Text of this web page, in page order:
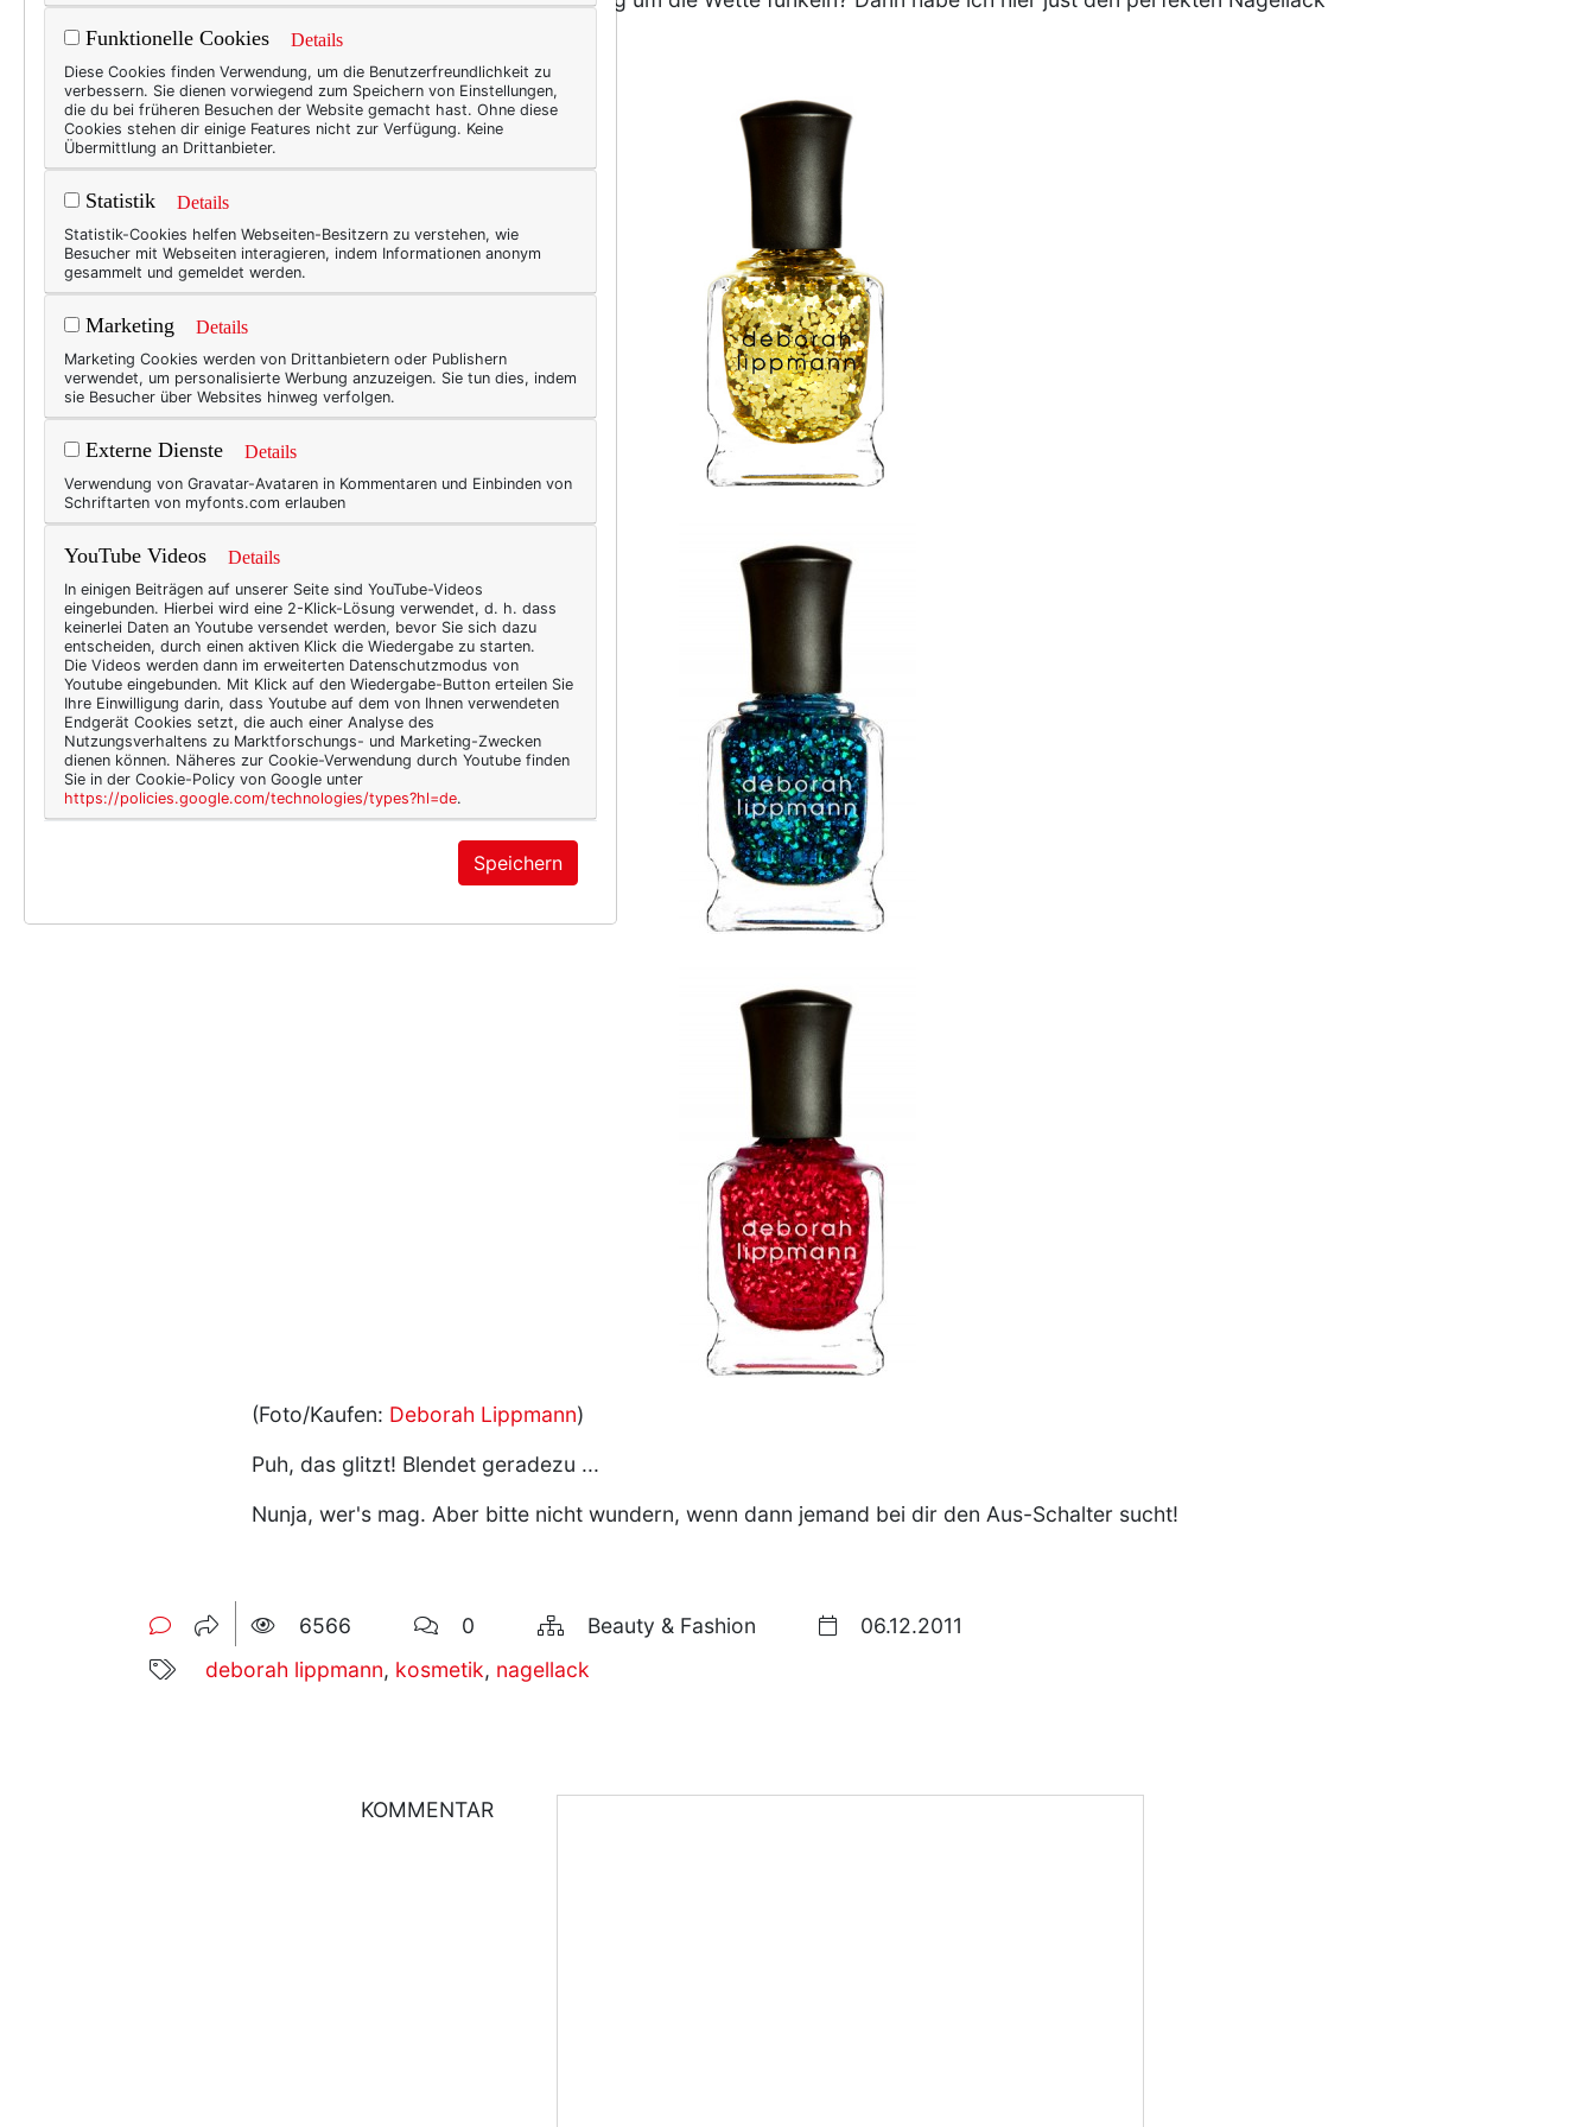
für dich:
(Foto/Kaufen: Deborah Lippmann)
Puh, das glitzt! Blendet geradezu ...
Nunja, wer's mag. Aber bitte nicht wundern, wenn dann jemand bei dir den Aus-Schalter sucht!
6566 0 Beauty & Fashion
06.12.2011
deborah lippmann, kosmetik, nagellack
KOMMENTAR
Funktionelle Cookies Details
Diese Cookies finden Verwendung, um die Benutzerfreundlichkeit zu
verbessern. Sie dienen vorwiegend zum Speichern von Einstellungen,
die du bei früheren Besuchen der Website gemacht hast. Ohne diese
Cookies stehen dir einige Features nicht zur Verfügung. Keine
Übermittlung an Drittanbieter.
Statistik Details
Statistik-Cookies helfen Webseiten-Besitzern zu verstehen, wie
Besucher mit Webseiten interagieren, indem Informationen anonym
gesammelt und gemeldet werden.
Marketing Details
Marketing Cookies werden von Drittanbietern oder Publishern
verwendet, um personalisierte Werbung anzuzeigen. Sie tun dies, indem
sie Besucher über Websites hinweg verfolgen.
Externe Dienste Details
Verwendung von Gravatar-Avataren in Kommentaren und Einbinden von
Schriftarten von myfonts.com erlauben
YouTube Videos Details
In einigen Beiträgen auf unserer Seite sind YouTube-Videos
eingebunden. Hierbei wird eine 2-Klick-Lösung verwendet, d. h. dass
keinerlei Daten an Youtube versendet werden, bevor Sie sich dazu
entscheiden, durch einen aktiven Klick die Wiedergabe zu starten.
Die Videos werden dann im erweiterten Datenschutzmodus von
Youtube eingebunden. Mit Klick auf den Wiedergabe-Button erteilen Sie
Ihre Einwilligung darin, dass Youtube auf dem von Ihnen verwendeten
Endgerät Cookies setzt, die auch einer Analyse des
Nutzungsverhaltens zu Marktforschungs- und Marketing-Zwecken
dienen können. Näheres zur Cookie-Verwendung durch Youtube finden
Sie in der Cookie-Policy von Google unter
https://policies.google.com/technologies/types?hl=de.
Speichern